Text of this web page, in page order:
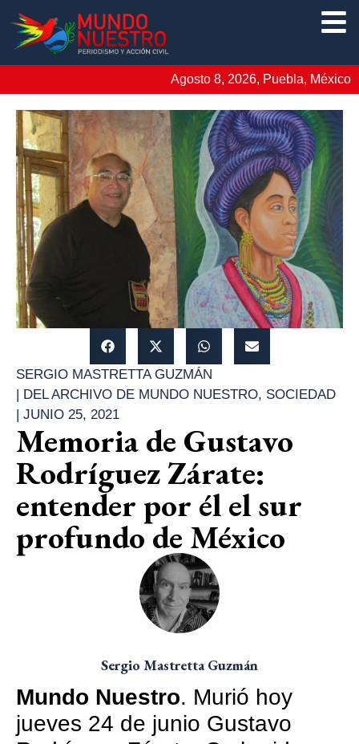
Agosto 8, 2026, Puebla, México
SERGIO MASTRETTA GUZMÁN
| DEL ARCHIVO DE MUNDO NUESTRO, SOCIEDAD
| JUNIO 25, 2021
Memoria de Gustavo
Rodríguez Zárate:
entender por él el sur
profundo de México
Sergio Mastretta Guzmán
Mundo Nuestro. Murió hoy
jueves 24 de junio Gustavo